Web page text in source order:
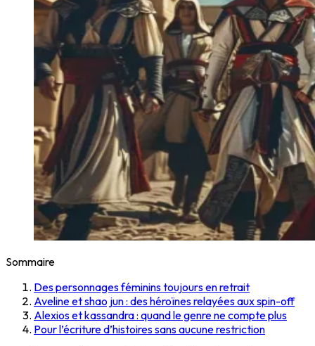
Sommaire
Des personnages féminins toujours en retrait
Aveline et shao jun : des héroïnes relayées aux spin-off
Alexios et kassandra : quand le genre ne compte plus
Pour l’écriture d’histoires sans aucune restriction